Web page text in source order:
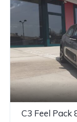
C3 Feel Pack